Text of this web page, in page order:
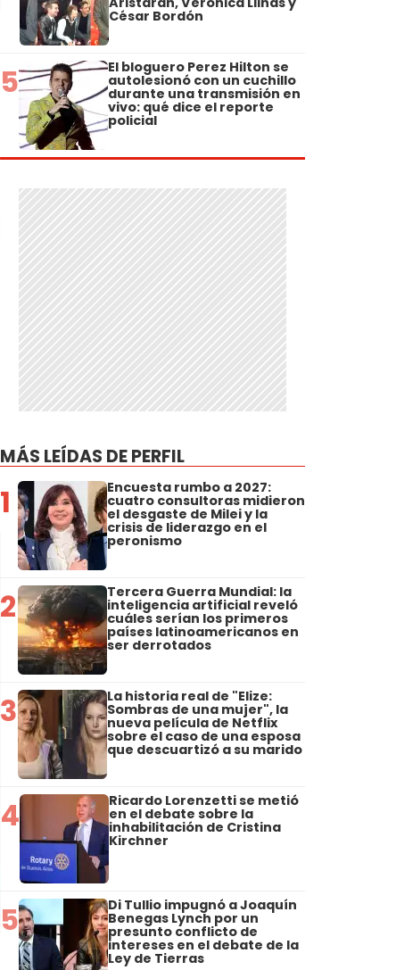
César Bordón
5 El bloguero Perez Hilton se
autolesionó con un cuchillo
durante una transmisión en
vivo: qué dice el reporte
policial
MÁS LEÍDAS DE PERFIL
1 Encuesta rumbo a 2027:
cuatro consultoras midieron
el desgaste de Milei y la
crisis de liderazgo en el
peronismo
2 Tercera Guerra Mundial: la
inteligencia artificial reveló
cuáles serían los primeros
países latinoamericanos en
ser derrotados
3 La historia real de "Elize:
Sombras de una mujer", la
nueva película de Netflix
sobre el caso de una esposa
que descuartizó a su marido
4 Ricardo Lorenzetti se metió
en el debate sobre la
inhabilitación de Cristina
Kirchner
5 Di Tullio impugnó a Joaquín
Benegas Lynch por un
presunto conflicto de
intereses en el debate de la
Ley de Tierras